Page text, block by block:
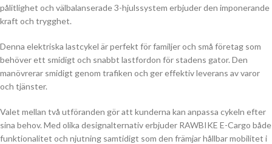
pålitlighet och välbalanserade 3-hjulssystem erbjuder den imponerande
kraft och trygghet.
Denna elektriska lastcykel är perfekt för familjer och små företag som
behöver ett smidigt och snabbt lastfordon för stadens gator. Den
manövrerar smidigt genom trafiken och ger effektiv leverans av varor
och tjänster.
Valet mellan två utföranden gör att kunderna kan anpassa cykeln efter
sina behov. Med olika designalternativ erbjuder RAWBIKE E-Cargo både
funktionalitet och njutning samtidigt som den främjar hållbar mobilitet i